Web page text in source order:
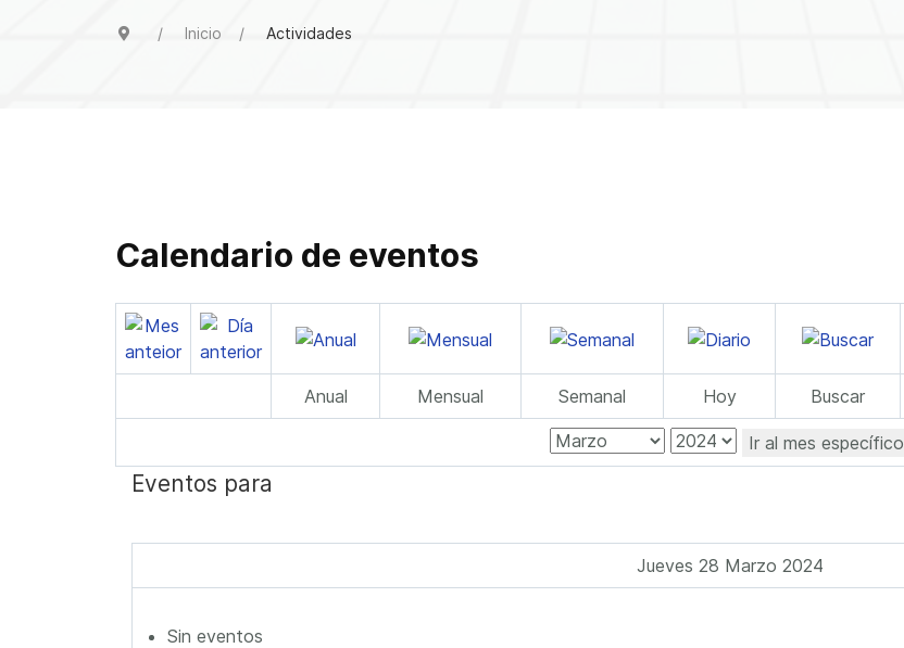
Inicio Actividades
Calendario de eventos
Anual Mensual Semanal Hoy Buscar
Ir al mes específico
Eventos para
Jueves 28 Marzo 2024
Sin eventos